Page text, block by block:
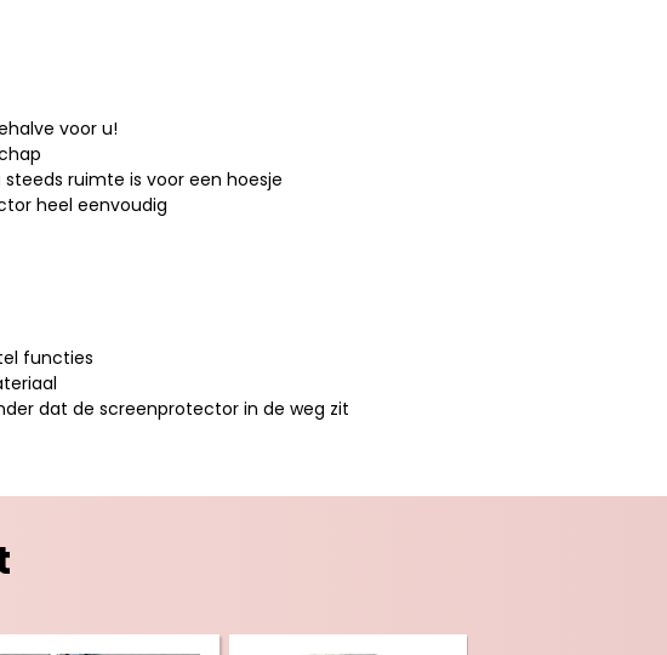
voor u!
ruimte is voor een hoesje
heel eenvoudig
functies
dat de screenprotector in de weg zit